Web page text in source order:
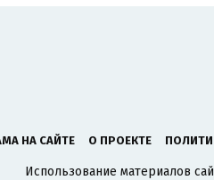
НА САЙТЕ О ПРОЕКТЕ
Использование материалов